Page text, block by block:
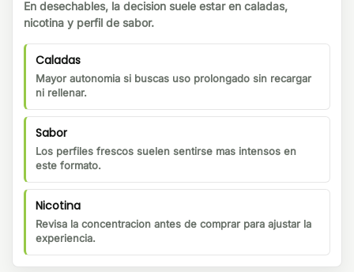
En desechables, la decision suele estar en caladas,
nicotina y perfil de sabor.
Caladas
Mayor autonomia si buscas uso prolongado sin recargar
ni rellenar.
Sabor
Los perfiles frescos suelen sentirse mas intensos en
este formato.
Nicotina
Revisa la concentracion antes de comprar para ajustar la
experiencia.